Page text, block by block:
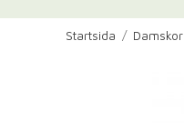
Startsida / Damskor